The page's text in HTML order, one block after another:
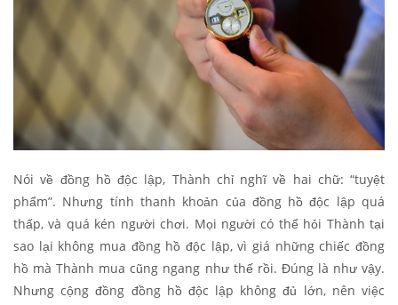
Nói về đồng hồ độc lập, Thành chỉ nghĩ về hai chữ: “tuyệt
phẩm”. Nhưng tính thanh khoản của đồng hồ độc lập quá
thấp, và quá kén người chơi. Mọi người có thể hỏi Thành tại
sao lại không mua đồng hồ độc lập, vì giá những chiếc đồng
hồ mà Thành mua cũng ngang như thế rồi. Đúng là như vậy.
Nhưng cộng đồng đồng hồ độc lập không đủ lớn, nên việc